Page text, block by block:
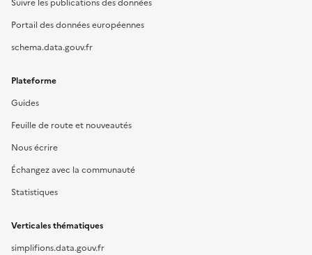
Portail des données européennes
schema.data.gouv.fr
Plateforme
Guides
Feuille de route et nouveautés
Nous écrire
Échangez avec la communauté
Statistiques
Verticales thématiques
simplifions.data.gouv.fr